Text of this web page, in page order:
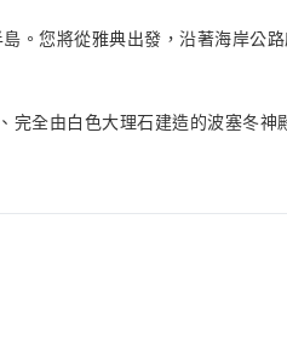
。您將從雅典出發，沿著海岸公
完全由白色大理石建造的波塞冬